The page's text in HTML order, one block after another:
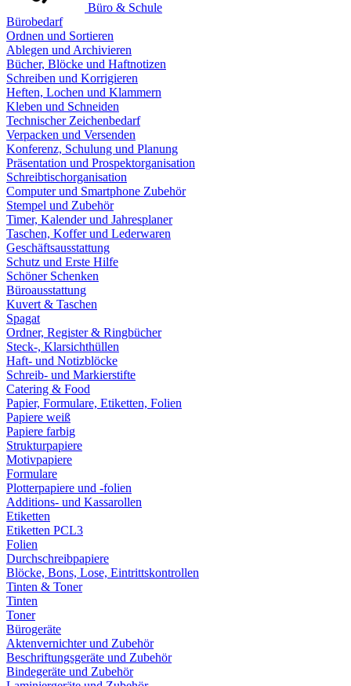
Büro & Schule
Bürobedarf
Ordnen und Sortieren
Ablegen und Archivieren
Bücher, Blöcke und Haftnotizen
Schreiben und Korrigieren
Heften, Lochen und Klammern
Kleben und Schneiden
Technischer Zeichenbedarf
Verpacken und Versenden
Konferenz, Schulung und Planung
Präsentation und Prospektorganisation
Schreibtischorganisation
Computer und Smartphone Zubehör
Stempel und Zubehör
Timer, Kalender und Jahresplaner
Taschen, Koffer und Lederwaren
Geschäftsausstattung
Schutz und Erste Hilfe
Schöner Schenken
Büroausstattung
Kuvert & Taschen
Spagat
Ordner, Register & Ringbücher
Steck-, Klarsichthüllen
Haft- und Notizblöcke
Schreib- und Markierstifte
Catering & Food
Papier, Formulare, Etiketten, Folien
Papiere weiß
Papiere farbig
Strukturpapiere
Motivpapiere
Formulare
Plotterpapiere und -folien
Additions- und Kassarollen
Etiketten
Etiketten PCL3
Folien
Durchschreibpapiere
Blöcke, Bons, Lose, Eintrittskontrollen
Tinten & Toner
Tinten
Toner
Bürogeräte
Aktenvernichter und Zubehör
Beschriftungsgeräte und Zubehör
Bindegeräte und Zubehör